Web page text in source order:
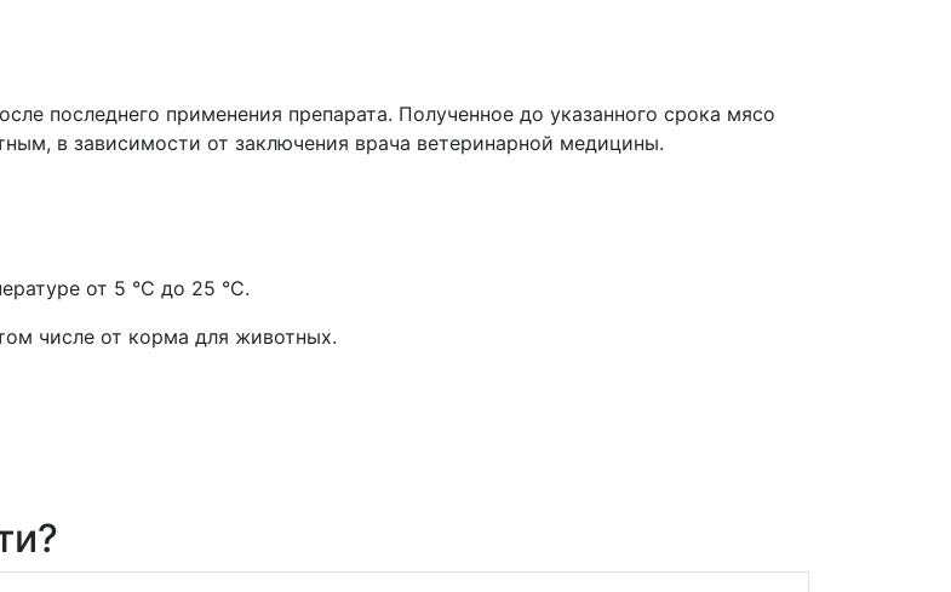
последнего применения препарата. Полученное до указанного срока мясо
в зависимости от заключения врача ветеринарной медицины.
от 5 °С до 25 °С.
числе от корма для животных.